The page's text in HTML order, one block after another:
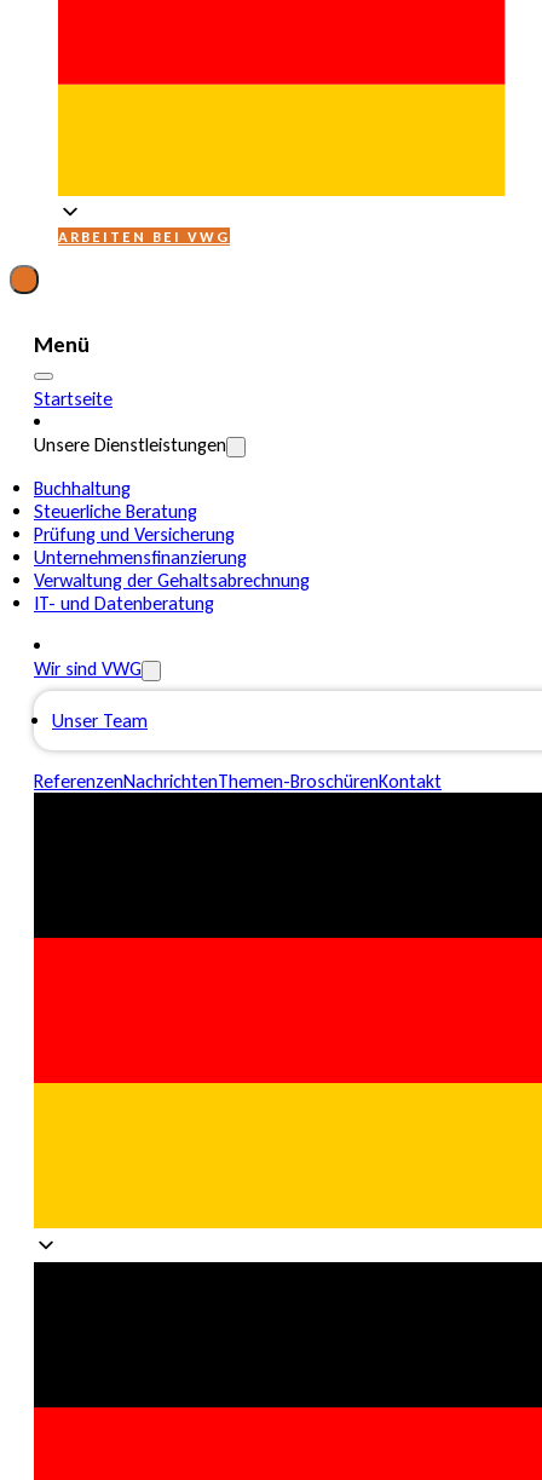
ARBEITEN BEI VWG
Menü
Startseite
Unsere Dienstleistungen
Buchhaltung
Steuerliche Beratung
Prüfung und Versicherung
Unternehmensfinanzierung
Verwaltung der Gehaltsabrechnung
IT- und Datenberatung
Wir sind VWG
Unser Team
ReferenzenNachrichtenThemen-BroschürenKontakt